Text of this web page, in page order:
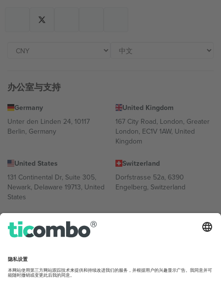
办公室与支持
Germany
Unter den Linden 24, 10117
Berlin, Germany
United Kingdom
167 City Road, London, Greater
London, EC1V 1AW, United
Kingdom
United States
131 Continental Dr, Suite 305,
Newark, Delaware 19713, United
States
Switzerland
Dorfstrasse 52a, 6390
Engelberg, Switzerland
Bulgaria
Regus Sofia City West, bul
UAE Dubai Silicon Oasis, DDP
Mexico